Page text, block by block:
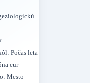
Počas leta
eur
Mesto